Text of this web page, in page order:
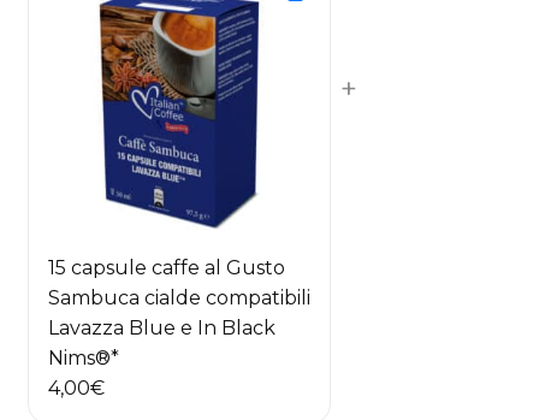
12,00€.10,00€.
15 capsule caffe al Gusto
Sambuca cialde compatibili
Lavazza Blue e In Black
Nims®*
4,00€
+